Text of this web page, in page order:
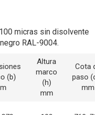
micras sin disolvente
RAL-9004.
(b)
Altura
marco
(h)
mm
Cota
paso
mm